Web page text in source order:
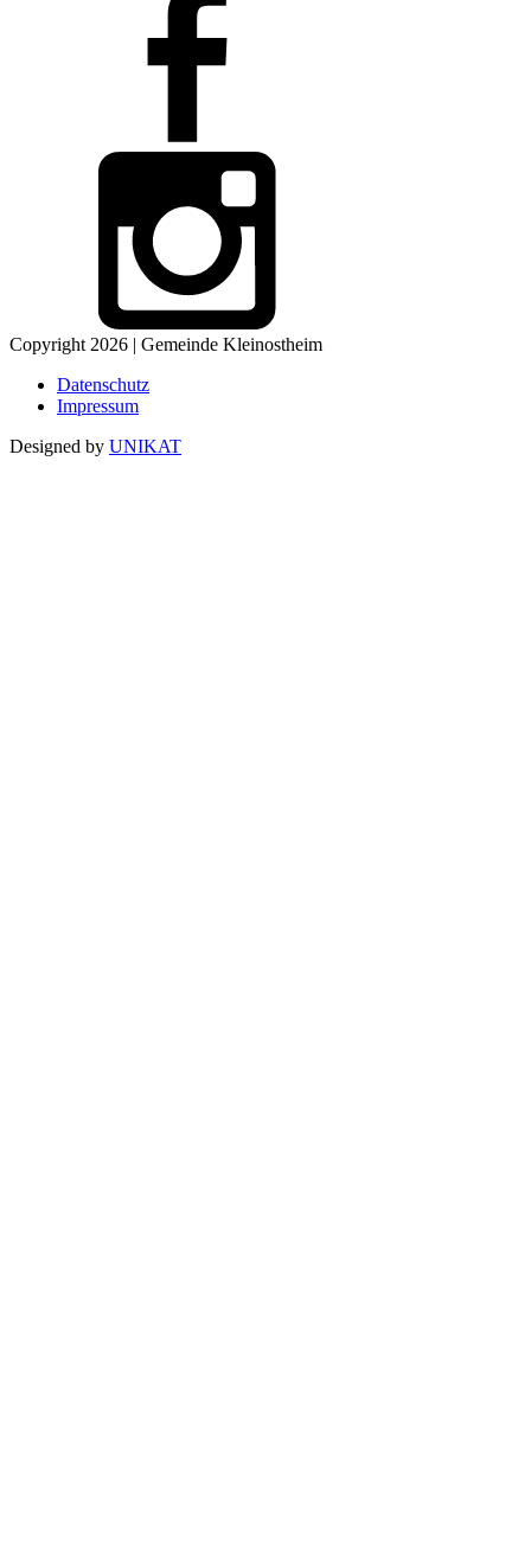
Copyright 2026 | Gemeinde Kleinostheim
Datenschutz
Impressum
Designed by UNIKAT